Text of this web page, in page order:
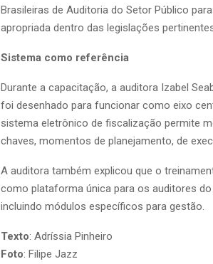
Brasileiras de Auditoria do Setor Público
apropriada dentro das legislações
Sistema como referência
Durante a capacitação, a auditora Izabel
foi desenhado para funcionar como eixo
sistema eletrônico de fiscalização permite
chaves, momentos de planejamento, de
A auditora também explicou que o
como plataforma única para os auditores
incluindo módulos específicos para gestão.
Texto: Adríssia Pinheiro
Foto: Filipe Jazz